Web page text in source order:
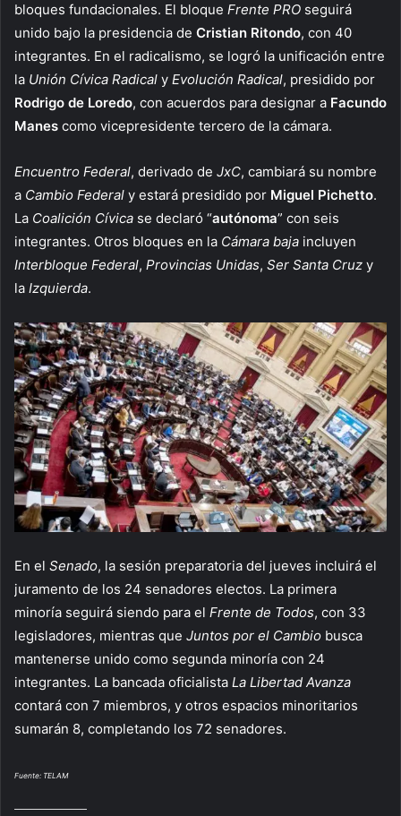
bloques fundacionales. El bloque Frente PRO seguirá
unido bajo la presidencia de Cristian Ritondo, con 40
integrantes. En el radicalismo, se logró la unificación entre
la Unión Cívica Radical y Evolución Radical, presidido por
Rodrigo de Loredo, con acuerdos para designar a Facundo
Manes como vicepresidente tercero de la cámara.
Encuentro Federal, derivado de JxC, cambiará su nombre
a Cambio Federal y estará presidido por Miguel Pichetto.
La Coalición Cívica se declaró “autónoma” con seis
integrantes. Otros bloques en la Cámara baja incluyen
Interbloque Federal, Provincias Unidas, Ser Santa Cruz y
la Izquierda.
En el Senado, la sesión preparatoria del jueves incluirá el
juramento de los 24 senadores electos. La primera
minoría seguirá siendo para el Frente de Todos, con 33
legisladores, mientras que Juntos por el Cambio busca
mantenerse unido como segunda minoría con 24
integrantes. La bancada oficialista La Libertad Avanza
contará con 7 miembros, y otros espacios minoritarios
sumarán 8, completando los 72 senadores.
Fuente: TELAM